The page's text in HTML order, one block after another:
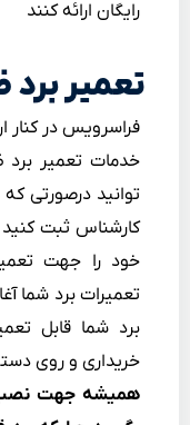
رایگان ارائه کنند
تعمیر
فراسرویس در کنار
خدمات تعمیر برد
توانید درصورتی
کارشناس ثبت
خود را جهت
تعمیرات برد شما
برد شما قابل
خریداری و روی
همیشه جهت نصب